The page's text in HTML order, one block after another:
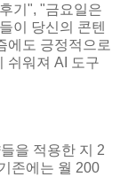
기", "금요일은
이 당신의 콘텐
에도 긍정적으로
쉬워져 AI 도구
을 적용한 지 2
존에는 월 200